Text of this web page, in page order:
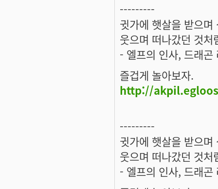
---------
귓가에 햇살을 받으
웃으며 떠나갔던 것
- 엘프의 인사, 드래곤
즐겁게 놀아보자.
http://
---------
귓가에 햇살을 받으
웃으며 떠나갔던 것
- 엘프의 인사, 드래곤